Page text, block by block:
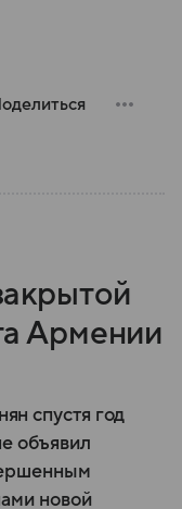
Армении
спустя год
объявил
новой